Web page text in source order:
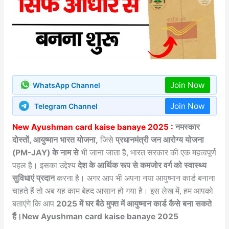
WhatsApp Channel Join Now
Telegram Channel Join Now
New Ayushman card kaise banaye 2025 : नमस्कार
दोस्तों, आयुष्मान भारत योजना, जिसे प्रधानमंत्री जन आरोग्य योजना
(PM-JAY) के नाम सेभी जाना जाता है, भारत सरकार की एक महत्वपूर्ण
पहल है। इसका उद्देश्यदेश के आर्थिक रूप से कमजोर वर्ग को स्वास्थ्य
सुविधाएं प्रदानकरना है। अगर आप भी अपना नया आयुष्मान कार्ड बनाना
चाहते हैं तो अब यह काम बेहद आसान हो गया है। इस लेख में, हम आपको
बताएंगे कि आप2025 में घर बैठे मुफ्त में आयुष्मान कार्ड कैसे बना सकते
हैं।New Ayushman card kaise banaye 2025